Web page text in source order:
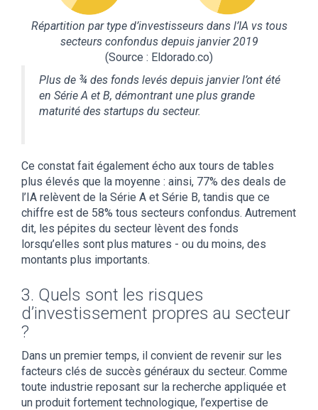
Répartition par type d’investisseurs dans l’IA vs tous
secteurs confondus depuis janvier 2019
(Source : Eldorado.co)
Plus de ¾ des fonds levés depuis janvier l’ont été
en Série A et B, démontrant une plus grande
maturité des startups du secteur.
Ce constat fait également écho aux tours de tables
plus élevés que la moyenne : ainsi, 77% des deals de
l’IA relèvent de la Série A et Série B, tandis que ce
chiffre est de 58% tous secteurs confondus. Autrement
dit, les pépites du secteur lèvent des fonds
lorsqu’elles sont plus matures - ou du moins, des
montants plus importants.
3. Quels sont les risques
d’investissement propres au secteur
?
Dans un premier temps, il convient de revenir sur les
facteurs clés de succès généraux du secteur. Comme
toute industrie reposant sur la recherche appliquée et
un produit fortement technologique, l’expertise de